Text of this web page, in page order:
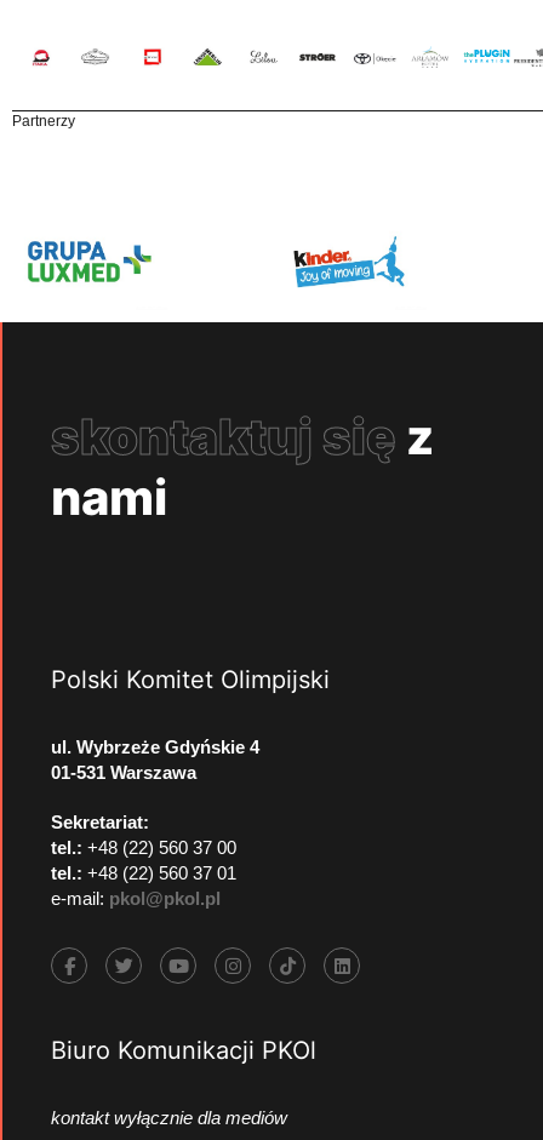
Partnerzy
skontaktuj się z
nami
Polski Komitet Olimpijski
ul. Wybrzeże Gdyńskie 4
01-531 Warszawa
Sekretariat:
tel.: +48 (22) 560 37 00
tel.: +48 (22) 560 37 01
e-mail: pkol@pkol.pl
Biuro Komunikacji PKOl
kontakt wyłącznie dla mediów